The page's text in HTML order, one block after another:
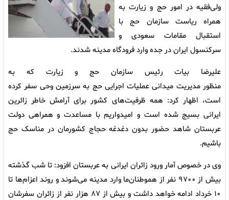
ولی‌فقیه در امور حج و زیارت به
همراه ریاست سازمان حج با
استقبال مقامات سعودی و
سرکنسول ایران در جده وارد فرودگاه مدینه شدند.
علیرضا بیات رئیس سازمان حج و زیارت که به
منظور مدیریت میدانی عملیات اجرایی حج به سرزمین وحی سفر کرده
است، اظهار کرد: همه ظرفیت‌های کشور برای آرامش خاطر زائرین
ایرانی بسیج شده است و امیدواریم با مساعدت و همراهی دولت
عربستان شاهد حضور بدون دغدغه حجاج کشورمان در مناسک حج
باشیم.
وی در خصوص آمار ورود زائران ایرانی به عربستان افزود: تا شب گذشته
بیش از ۹۷۰۰ نفر از هموطنان‌ما وارد مدینه می‌شوند و روند اعزام‌ها تا
۱۰ خرداد ادامه خواهد داشت و بیش از ۸۷ هزار نفر از زائران سفرشان